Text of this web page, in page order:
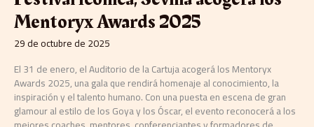
Mentoryx Awards 2025
29 de octubre de 2025
El 31 de enero, el Auditorio de la Cartuja acogerá los Mentoryx
Awards 2025, una gala que rendirá homenaje al conocimiento, la
inspiración y el talento humano. Con una puesta en escena de gran
glamour al estilo de los Goya y los Óscar, el evento reconocerá a los